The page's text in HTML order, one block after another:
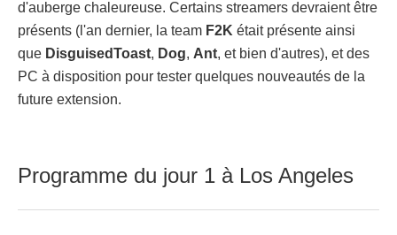
d'auberge chaleureuse. Certains streamers devraient être
présents (l'an dernier, la team F2K était présente ainsi
que DisguisedToast, Dog, Ant, et bien d'autres), et des
PC à disposition pour tester quelques nouveautés de la
future extension.
Programme du jour 1 à Los Angeles